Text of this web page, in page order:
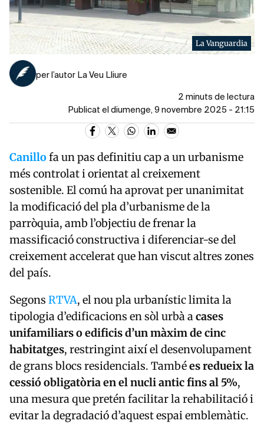
La Vanguardia
per l’autor La Veu Lliure
2 minuts de lectura
Publicat el diumenge, 9 novembre 2025 - 21:15
Canillofa un pas definitiu cap a un urbanisme
més controlat i orientat al creixement
sostenible. El comú ha aprovat per unanimitat
la modificació del pla d’urbanisme de la
parròquia, amb l’objectiu de frenar la
massificació constructiva i diferenciar-se del
creixement accelerat que han viscut altres zones
del país.
Segons RTVA, el nou pla urbanístic limita la
tipologia d’edificacions en sòl urbà acases
unifamiliars o edificis d’un màxim de cinc
habitatges, restringint així el desenvolupament
de grans blocs residencials. Tambées redueix la
cessió obligatòria en el nucli antic fins al 5%,
una mesura que pretén facilitar la rehabilitació i
evitar la degradació d’aquest espai emblemàtic.